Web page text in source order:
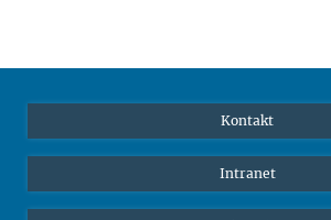
Kontakt
Intranet